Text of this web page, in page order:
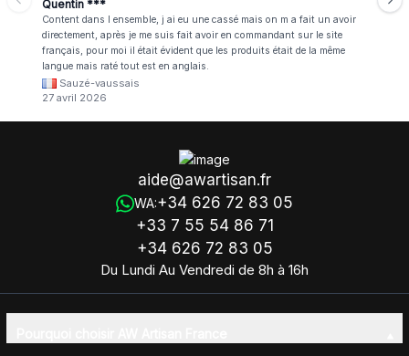
Quentin ***
Content dans l ensemble, j ai eu une cassé mais on m a fait un avoir
directement, après je me suis fait avoir en commandant sur le site
français, pour moi il était évident que les produits était de la même
langue mais raté tout est en anglais.
Sauzé-vaussais
27 avril 2026
aide@awartisan.fr
WA:+34 626 72 83 05
+33 7 55 54 86 71
+34 626 72 83 05
Du Lundi Au Vendredi de 8h à 16h